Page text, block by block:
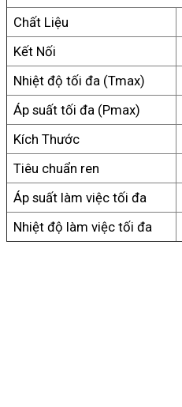
Chất Liệu
Kết Nối
Nhiệt độ tối đa (Tmax)
Áp suất tối đa (Pmax)
Kích Thước
Tiêu chuẩn ren
Áp suất làm việc tối đa
Nhiệt độ làm việc tối đa